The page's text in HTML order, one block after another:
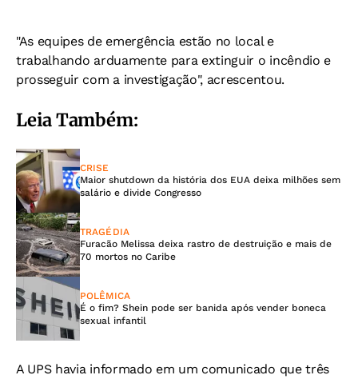
"As equipes de emergência estão no local e
trabalhando arduamente para extinguir o incêndio e
prosseguir com a investigação", acrescentou.
Leia Também:
CRISE
Maior shutdown da história dos EUA deixa milhões sem
salário e divide Congresso
TRAGÉDIA
Furacão Melissa deixa rastro de destruição e mais de
70 mortos no Caribe
POLÊMICA
É o fim? Shein pode ser banida após vender boneca
sexual infantil
A UPS havia informado em um comunicado que três